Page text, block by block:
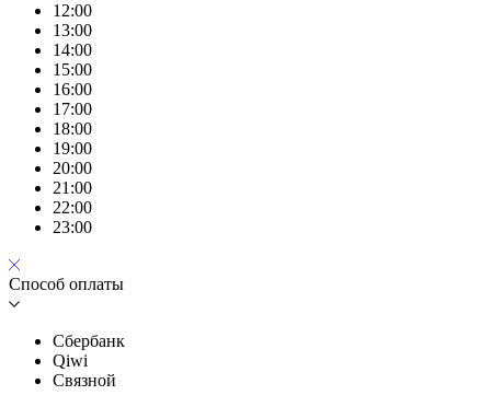
12:00
13:00
14:00
15:00
16:00
17:00
18:00
19:00
20:00
21:00
22:00
23:00
Способ оплаты
Сбербанк
Qiwi
Связной